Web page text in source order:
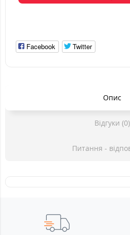
Facebook Twitter
Опис
Відгуки (0)
Питання -